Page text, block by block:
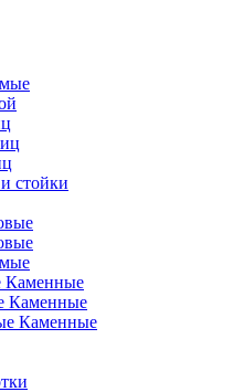
стойки
Каменные
Каменные